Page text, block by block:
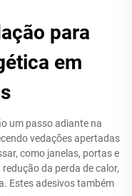
para
em
um passo adiante na
vedações apertadas
como janelas, portas e
da perda de calor,
Estes adesivos também